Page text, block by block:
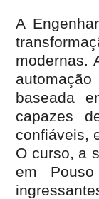
A
modernas.
baseada
capazes
confiáveis,
O curso, a
em